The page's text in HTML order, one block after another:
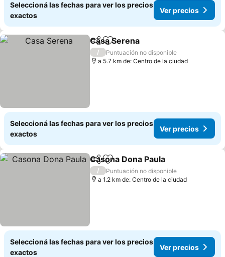
Seleccioná las fechas para ver los precios
exactos
Ver precios
CompartirAñadir a favoritos
Casa Serena
/
Puntuación no disponible
a 5.7 km de: Centro de la ciudad
Seleccioná las fechas para ver los precios
exactos
Ver precios
CompartirAñadir a favoritos
Casona Dona Paula
/
Puntuación no disponible
a 1.2 km de: Centro de la ciudad
Seleccioná las fechas para ver los precios
exactos
Ver precios